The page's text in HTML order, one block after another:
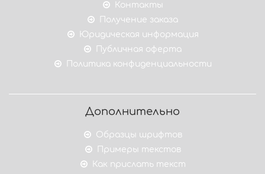
Контакты
Получение заказа
Юридическая информация
Публичная оферта
Политика конфиденциальности
Дополнительно
Образцы шрифтов
Примеры текстов
Как прислать текст